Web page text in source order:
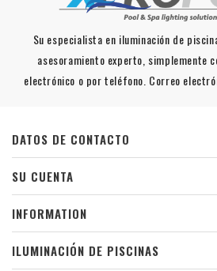
Su especialista en iluminación de
asesoramiento experto, simplemente
electrónico o por teléfono. Correo
DATOS DE CONTACTO
SU CUENTA
INFORMATION
ILUMINACIÓN DE PISCINAS